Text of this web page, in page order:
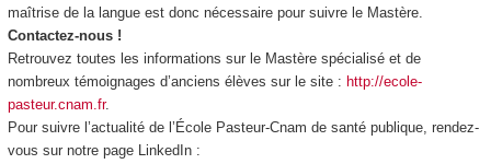
maîtrise de la langue est donc nécessaire pour suivre le Mastère.
Contactez-nous !
Retrouvez toutes les informations sur le Mastère spécialisé et de
nombreux témoignages d’anciens élèves sur le site : http://ecole-
pasteur.cnam.fr.
Pour suivre l’actualité de l’École Pasteur-Cnam de santé publique, rendez-
vous sur notre page LinkedIn :